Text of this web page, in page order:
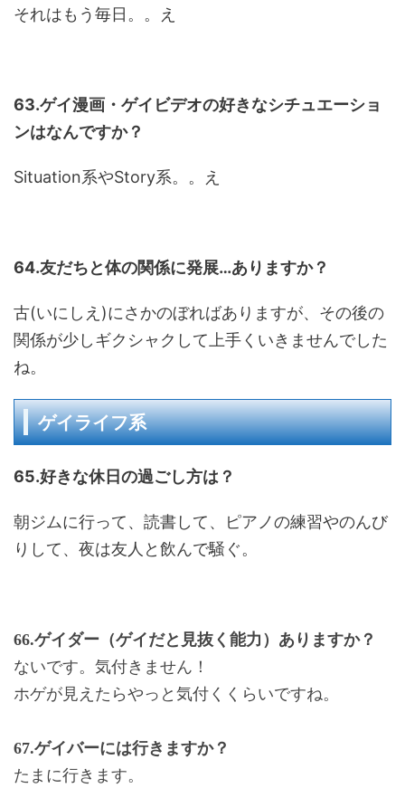
それはもう毎日。。え
63.ゲイ漫画・ゲイビデオの好きなシチュエーショ
ンはなんですか？
Situation系やStory系。。え
64.友だちと体の関係に発展…ありますか？
古(いにしえ)にさかのぼればありますが、その後の
関係が少しギクシャクして上手くいきませんでした
ね。
ゲイライフ系
65.好きな休日の過ごし方は？
朝ジムに行って、読書して、ピアノの練習やのんび
りして、夜は友人と飲んで騒ぐ。
66.ゲイダー（ゲイだと見抜く能力）ありますか？
ないです。気付きません！
ホゲが見えたらやっと気付くくらいですね。
67.ゲイバーには行きますか？
たまに行きます。